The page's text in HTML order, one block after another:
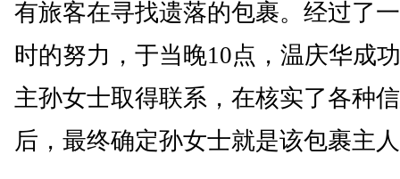
有旅客在寻找遗落的包裹。经过了
时的努力，于当晚10点，温庆华成
主孙女士取得联系，在核实了各种
后，最终确定孙女士就是该包裹主